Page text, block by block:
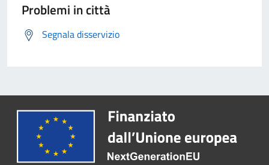
Problemi in città
Segnala disservizio